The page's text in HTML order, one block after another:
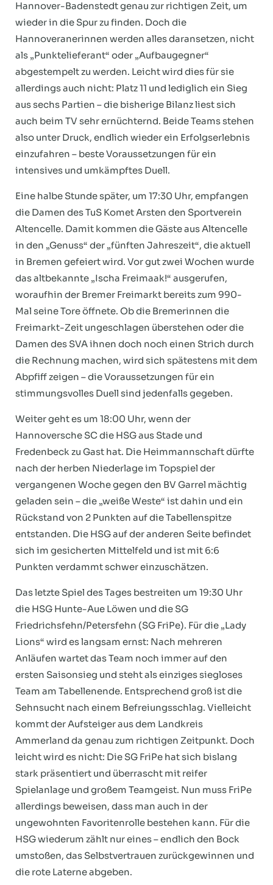
Hannover-Badenstedt genau zur richtigen Zeit, um
wieder in die Spur zu finden. Doch die
Hannoveranerinnen werden alles daransetzen, nicht
als „Punktelieferant“ oder „Aufbaugegner“
abgestempelt zu werden. Leicht wird dies für sie
allerdings auch nicht: Platz 11 und lediglich ein Sieg
aus sechs Partien – die bisherige Bilanz liest sich
auch beim TV sehr ernüchternd. Beide Teams stehen
also unter Druck, endlich wieder ein Erfolgserlebnis
einzufahren – beste Voraussetzungen für ein
intensives und umkämpftes Duell.
Eine halbe Stunde später, um 17:30 Uhr, empfangen
die Damen des TuS Komet Arsten den Sportverein
Altencelle. Damit kommen die Gäste aus Altencelle
in den „Genuss“ der „fünften Jahreszeit“, die aktuell
in Bremen gefeiert wird. Vor gut zwei Wochen wurde
das altbekannte „Ischa Freimaak!“ ausgerufen,
woraufhin der Bremer Freimarkt bereits zum 990-
Mal seine Tore öffnete. Ob die Bremerinnen die
Freimarkt-Zeit ungeschlagen überstehen oder die
Damen des SVA ihnen doch noch einen Strich durch
die Rechnung machen, wird sich spätestens mit dem
Abpfiff zeigen – die Voraussetzungen für ein
stimmungsvolles Duell sind jedenfalls gegeben.
Weiter geht es um 18:00 Uhr, wenn der
Hannoversche SC die HSG aus Stade und
Fredenbeck zu Gast hat. Die Heimmannschaft dürfte
nach der herben Niederlage im Topspiel der
vergangenen Woche gegen den BV Garrel mächtig
geladen sein – die „weiße Weste“ ist dahin und ein
Rückstand von 2 Punkten auf die Tabellenspitze
entstanden. Die HSG auf der anderen Seite befindet
sich im gesicherten Mittelfeld und ist mit 6:6
Punkten verdammt schwer einzuschätzen.
Das letzte Spiel des Tages bestreiten um 19:30 Uhr
die HSG Hunte-Aue Löwen und die SG
Friedrichsfehn/Petersfehn (SG FriPe). Für die „Lady
Lions“ wird es langsam ernst: Nach mehreren
Anläufen wartet das Team noch immer auf den
ersten Saisonsieg und steht als einziges siegloses
Team am Tabellenende. Entsprechend groß ist die
Sehnsucht nach einem Befreiungsschlag. Vielleicht
kommt der Aufsteiger aus dem Landkreis
Ammerland da genau zum richtigen Zeitpunkt. Doch
leicht wird es nicht: Die SG FriPe hat sich bislang
stark präsentiert und überrascht mit reifer
Spielanlage und großem Teamgeist. Nun muss FriPe
allerdings beweisen, dass man auch in der
ungewohnten Favoritenrolle bestehen kann. Für die
HSG wiederum zählt nur eines – endlich den Bock
umstoßen, das Selbstvertrauen zurückgewinnen und
die rote Laterne abgeben.